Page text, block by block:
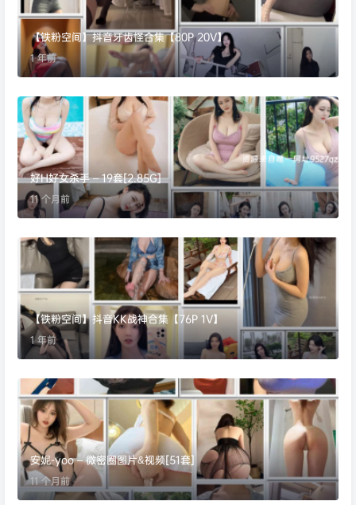
【铁粉空间】抖音牙齿怪合集【80P 20V】
1 年前
好H好女杀手 – 19套[2.85G]
11 个月前
【铁粉空间】抖音KK战神合集【76P 1V】
1 年前
安妮-yoo – 微密圈图片&视频[51套]
11 个月前